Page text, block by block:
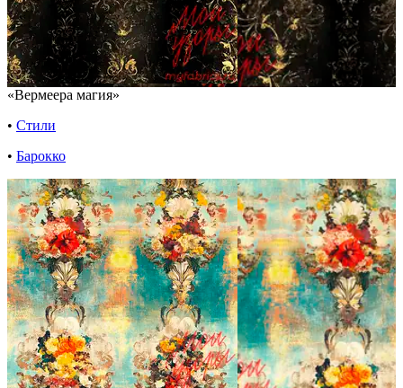
«Вермеера магия»
• Стили
• Барокко